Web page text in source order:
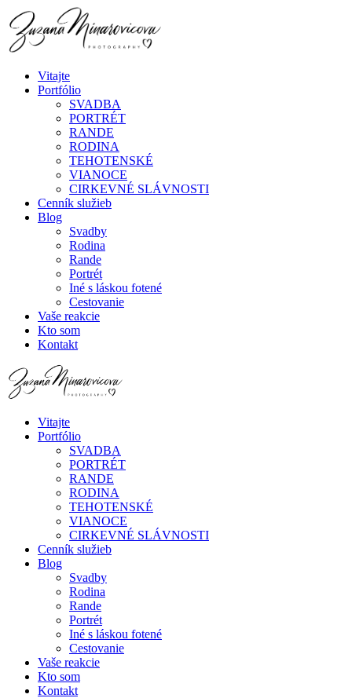
Vitajte
Portfólio
SVADBA
PORTRÉT
RANDE
RODINA
TEHOTENSKÉ
VIANOCE
CIRKEVNÉ SLÁVNOSTI
Cenník služieb
Blog
Svadby
Rodina
Rande
Portrét
Iné s láskou fotené
Cestovanie
Vaše reakcie
Kto som
Kontakt
Vitajte
Portfólio
SVADBA
PORTRÉT
RANDE
RODINA
TEHOTENSKÉ
VIANOCE
CIRKEVNÉ SLÁVNOSTI
Cenník služieb
Blog
Svadby
Rodina
Rande
Portrét
Iné s láskou fotené
Cestovanie
Vaše reakcie
Kto som
Kontakt